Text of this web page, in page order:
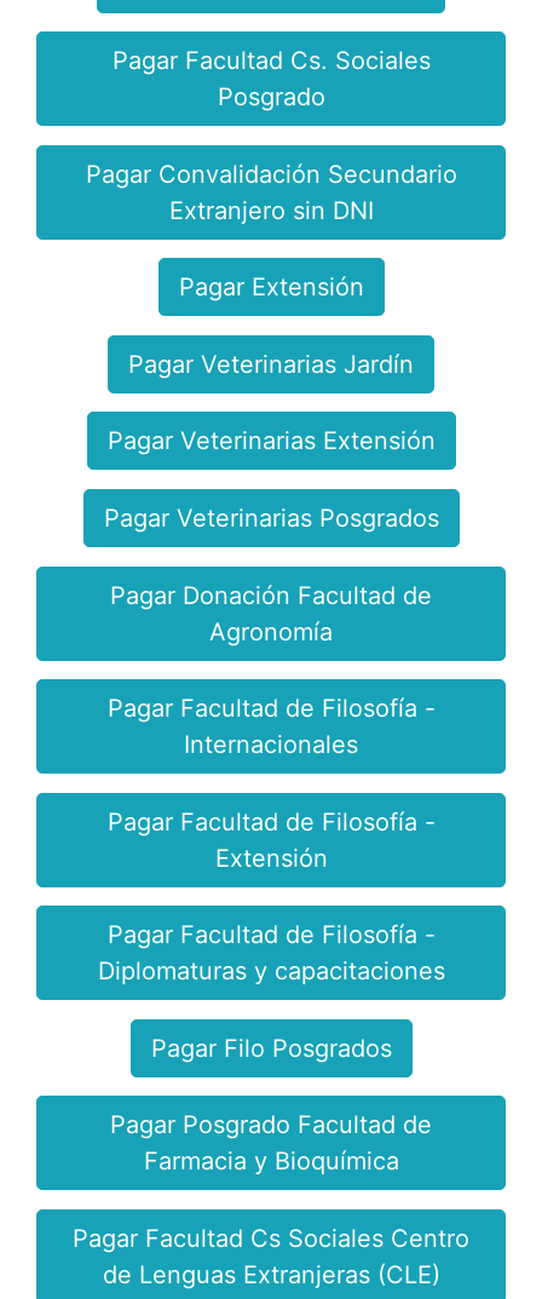
Pagar Facultad Cs. Sociales
Posgrado
Pagar Convalidación Secundario
Extranjero sin DNI
Pagar Extensión
Pagar Veterinarias Jardín
Pagar Veterinarias Extensión
Pagar Veterinarias Posgrados
Pagar Donación Facultad de
Agronomía
Pagar Facultad de Filosofía -
Internacionales
Pagar Facultad de Filosofía -
Extensión
Pagar Facultad de Filosofía -
Diplomaturas y capacitaciones
Pagar Filo Posgrados
Pagar Posgrado Facultad de
Farmacia y Bioquímica
Pagar Facultad Cs Sociales Centro
de Lenguas Extranjeras (CLE)